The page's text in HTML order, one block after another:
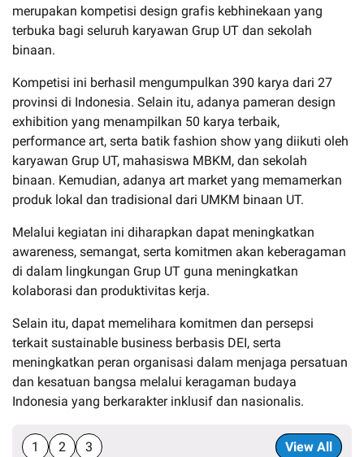
merupakan kompetisi design grafis kebhinekaan yang
terbuka bagi seluruh karyawan Grup UT dan sekolah
binaan.
Kompetisi ini berhasil mengumpulkan 390 karya dari 27
provinsi di Indonesia. Selain itu, adanya pameran design
exhibition yang menampilkan 50 karya terbaik,
performance art, serta batik fashion show yang diikuti oleh
karyawan Grup UT, mahasiswa MBKM, dan sekolah
binaan. Kemudian, adanya art market yang memamerkan
produk lokal dan tradisional dari UMKM binaan UT.
Melalui kegiatan ini diharapkan dapat meningkatkan
awareness, semangat, serta komitmen akan keberagaman
di dalam lingkungan Grup UT guna meningkatkan
kolaborasi dan produktivitas kerja.
Selain itu, dapat memelihara komitmen dan persepsi
terkait sustainable business berbasis DEI, serta
meningkatkan peran organisasi dalam menjaga persatuan
dan kesatuan bangsa melalui keragaman budaya
Indonesia yang berkarakter inklusif dan nasionalis.
1 2 3 View All